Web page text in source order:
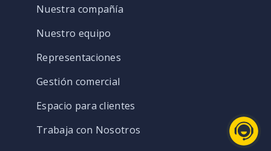
Nuestra compañía
Nuestro equipo
Representaciones
Gestión comercial
Espacio para clientes
Trabaja con Nosotros